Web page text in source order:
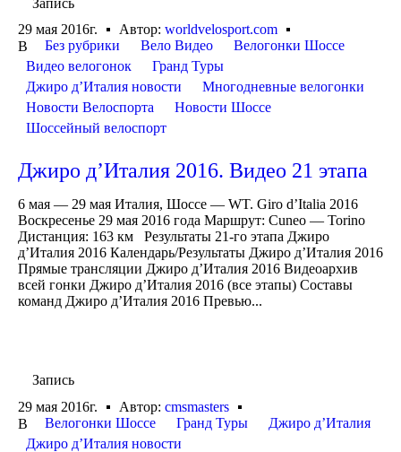
Запись
29 мая 2016г.
Автор: worldvelosport.com
В
Без рубрики Вело Видео
Велогонки Шоссе
Видео велогонок
Гранд Туры
Джиро д’Италия новости
Многодневные велогонки
Новости Велоспорта
Новости Шоссе
Шоссейный велоспорт
Джиро д’Италия 2016. Видео 21 этапа
6 мая — 29 мая Италия, Шоссе — WT. Giro d’Italia 2016
Воскресенье 29 мая 2016 года Маршрут: Cuneo — Torino
Дистанция: 163 км Результаты 21-го этапа Джиро
д’Италия 2016 Календарь/Результаты Джиро д’Италия 2016
Прямые трансляции Джиро д’Италия 2016 Видеоархив
всей гонки Джиро д’Италия 2016 (все этапы) Составы
команд Джиро д’Италия 2016 Превью...
Запись
29 мая 2016г.
Автор: cmsmasters
В
Велогонки Шоссе Гранд Туры
Джиро д’Италия
Джиро д’Италия новости